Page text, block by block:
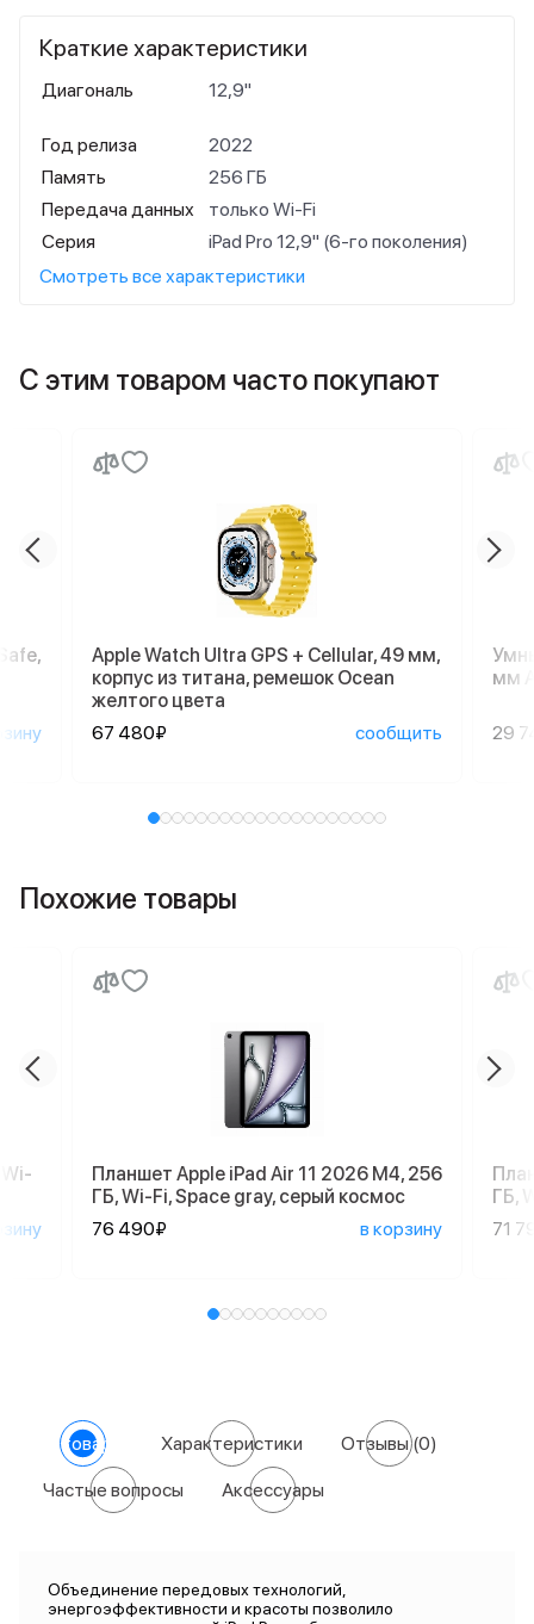
Краткие характеристики
Диагональ 12,9"
Год релиза
2022
Память
256 ГБ
Передача данных
только Wi-Fi
Серия
iPad Pro 12,9" (6-го поколения)
Смотреть все характеристики
С этим товаром часто покупают
Apple Watch Ultra GPS + Cellular, 49 мм,
корпус из титана, ремешок Ocean
желтого цвета
67 480₽
сообщить
мм
29
Похожие товары
Планшет Apple iPad Air 11 2026 M4, 256
ГБ, Wi-Fi, Space gray, серый космос
76 490₽
в корзину
ГБ,
71
О товаре Характеристики Отзывы(0)
Частые вопросы Аксессуары
Объединение передовых технологий,
энергоэффективности и красоты позволило